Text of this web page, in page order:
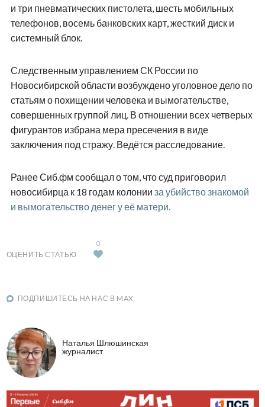
и три пневматических пистолета, шесть мобильных
телефонов, восемь банковских карт, жесткий диск и
системный блок.
Следственным управлением СК России по
Новосибирской области возбуждено уголовное дело по
статьям о похищении человека и вымогательстве,
совершенных группой лиц. В отношении всех четверых
фигурантов избрана мера пресечения в виде
заключения под стражу. Ведётся расследование.
Ранее Сиб.фм сообщал о том, что суд приговорил
новосибирца к 18 годам колонии за убийство знакомой
и вымогательство денег у её матери.
ОЦЕНИТЬ СТАТЬЮ
0
ПОДПИШИТЕСЬ НА НАС В MAX
Наталья Шлюшинская
журналист